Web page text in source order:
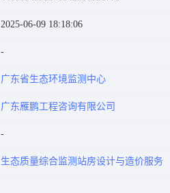
2025-06-09 18:18:06
广东省生态环境监测中心
广东雁鹏工程咨询有限公司
生态质量综合监测站房设计与造价服务